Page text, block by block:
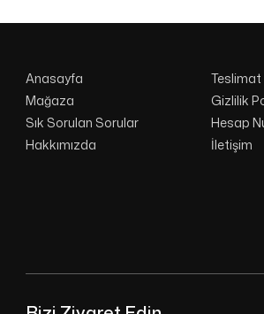
Anasayfa
Mağaza
Sık Sorulan Sorular
Hakkımızda
Teslimat
Gizlilik
Hesap
İletişim